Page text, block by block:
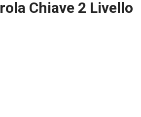
Chiave 2 Livello